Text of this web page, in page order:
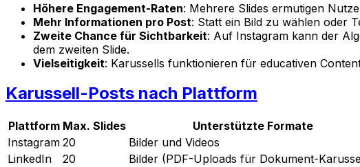
Höhere Engagement-Raten: Mehrere Slides ermutigen
Mehr Informationen pro Post: Statt ein Bild zu wählen oder
Zweite Chance für Sichtbarkeit: Auf Instagram kann der
dem zweiten Slide.
Vielseitigkeit: Karussells funktionieren für educativen
Karussell-Posts nach Plattform
Plattform Max. Slides Unterstützte Formate
Instagram 20 Bilder und Videos
LinkedIn
20 Bilder (PDF-Uploads für Dokument-